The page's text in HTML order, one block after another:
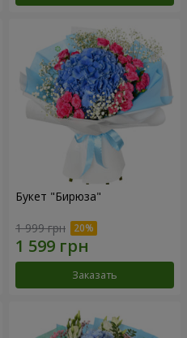
Букет "Бирюза"
1 999 грн
Заказать